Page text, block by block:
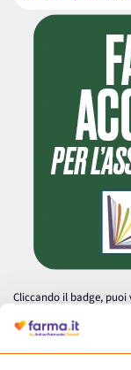
Cliccando il badge,
autorizzata dal
medicinali.